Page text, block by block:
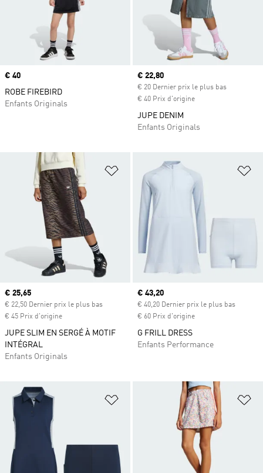
Prix
€ 40
ROBE FIREBIRD
Enfants Originals
Prix actuel
€ 22,80
€ 20 Dernier prix le plus bas
€ 40 Prix d'origine
JUPE DENIM
Enfants Originals
Ajouter à la Liste de produits
Prix actuel
€ 25,65
€ 22,50 Dernier prix le plus bas
€ 45 Prix d'origine
JUPE SLIM EN SERGÉ À MOTIF
INTÉGRAL
Enfants Originals
Prix actuel
€ 43,20
€ 40,20 Dernier prix le plus bas
€ 60 Prix d'origine
G FRILL DRESS
Enfants Performance
Ajouter à la Liste de produits